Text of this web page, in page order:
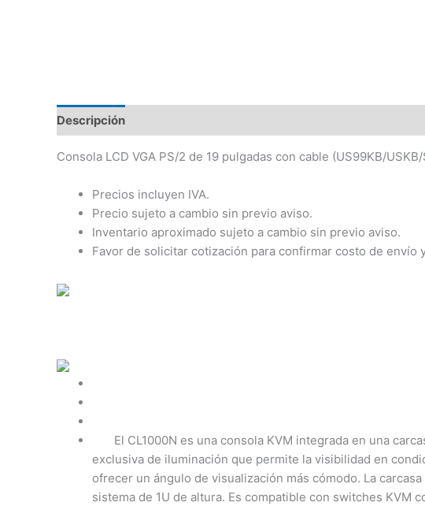
Descripción
Consola LCD VGA PS/2 de 19 pulgadas con cable (US99KB/USKB/
Precios incluyen IVA.
Precio sujeto a cambio sin previo aviso.
Inventario aproximado sujeto a cambio sin previo aviso.
Favor de solicitar cotización para confirmar costo de envío
El CL1000N es una consola KVM integrada en una
exclusiva de iluminación que permite la visibilidad en
ofrecer un ángulo de visualización más cómodo. La
sistema de 1U de altura. Es compatible con switches KVM